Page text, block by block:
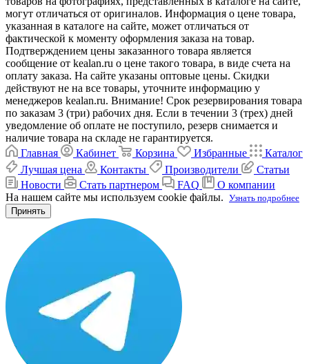
могут отличаться от оригиналов. Информация о цене товара,
указанная в каталоге на сайте, может отличаться от
фактической к моменту оформления заказа на товар.
Подтверждением цены заказанного товара является
сообщение от kealan.ru о цене такого товара, в виде счета на
оплату заказа. На сайте указаны оптовые цены. Скидки
действуют не на все товары, уточните информацию у
менеджеров kealan.ru. Внимание! Срок резервирования товара
по заказам 3 (три) рабочих дня. Если в течении 3 (трех) дней
уведомление об оплате не поступило, резерв снимается и
наличие товара на складе не гарантируется.
Главная
Кабинет Корзина Избранные
Каталог
Лучшая цена
Контакты Производители
Статьи
Новости
Стать партнером FAQ
О компании
На нашем сайте мы используем cookie файлы. Узнать подробнее
Принять